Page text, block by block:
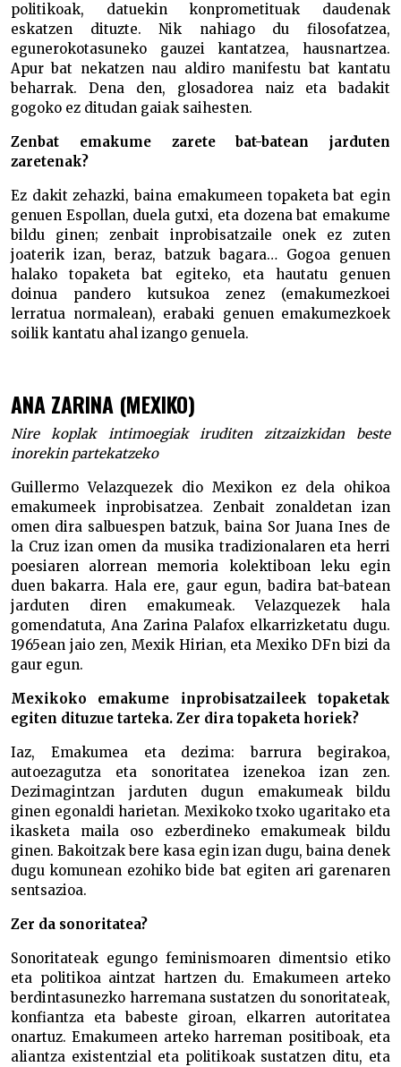
politikoak, datuekin konprometituak daudenak
eskatzen dituzte. Nik nahiago du filosofatzea,
egunerokotasuneko gauzei kantatzea, hausnartzea.
Apur bat nekatzen nau aldiro manifestu bat kantatu
beharrak. Dena den, glosadorea naiz eta badakit
gogoko ez ditudan gaiak saihesten.
Zenbat emakume zarete bat-batean jarduten
zaretenak?
Ez dakit zehazki, baina emakumeen topaketa bat egin
genuen Espollan, duela gutxi, eta dozena bat emakume
bildu ginen; zenbait inprobisatzaile onek ez zuten
joaterik izan, beraz, batzuk bagara… Gogoa genuen
halako topaketa bat egiteko, eta hautatu genuen
doinua pandero kutsukoa zenez (emakumezkoei
lerratua normalean), erabaki genuen emakumezkoek
soilik kantatu ahal izango genuela.
ANA ZARINA (MEXIKO)
Nire koplak intimoegiak iruditen zitzaizkidan beste
inorekin partekatzeko
Guillermo Velazquezek dio Mexikon ez dela ohikoa
emakumeek inprobisatzea. Zenbait zonaldetan izan
omen dira salbuespen batzuk, baina Sor Juana Ines de
la Cruz izan omen da musika tradizionalaren eta herri
poesiaren alorrean memoria kolektiboan leku egin
duen bakarra. Hala ere, gaur egun, badira bat-batean
jarduten diren emakumeak. Velazquezek hala
gomendatuta, Ana Zarina Palafox elkarrizketatu dugu.
1965ean jaio zen, Mexik Hirian, eta Mexiko DFn bizi da
gaur egun.
Mexikoko emakume inprobisatzaileek topaketak
egiten dituzue tarteka. Zer dira topaketa horiek?
Iaz, Emakumea eta dezima: barrura begirakoa,
autoezagutza eta sonoritatea izenekoa izan zen.
Dezimagintzan jarduten dugun emakumeak bildu
ginen egonaldi harietan. Mexikoko txoko ugaritako eta
ikasketa maila oso ezberdineko emakumeak bildu
ginen. Bakoitzak bere kasa egin izan dugu, baina denek
dugu komunean ezohiko bide bat egiten ari garenaren
sentsazioa.
Zer da sonoritatea?
Sonoritateak egungo feminismoaren dimentsio etiko
eta politikoa aintzat hartzen du. Emakumeen arteko
berdintasunezko harremana sustatzen du sonoritateak,
konfiantza eta babeste giroan, elkarren autoritatea
onartuz. Emakumeen arteko harreman positiboak, eta
aliantza existentzial eta politikoak sustatzen ditu, eta